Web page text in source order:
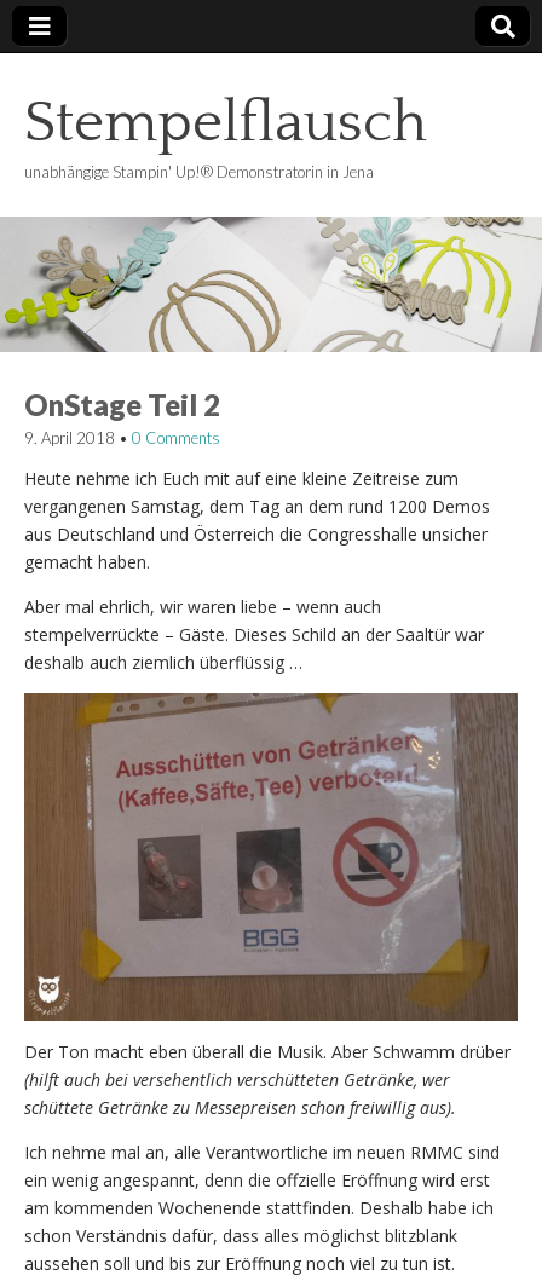
Stempelflausch
unabhängige Stampin' Up!® Demonstratorin in Jena
OnStage Teil 2
9. April 2018 • 0 Comments
Heute nehme ich Euch mit auf eine kleine Zeitreise zum
vergangenen Samstag, dem Tag an dem rund 1200 Demos
aus Deutschland und Österreich die Congresshalle unsicher
gemacht haben.
Aber mal ehrlich, wir waren liebe – wenn auch
stempelverrückte – Gäste. Dieses Schild an der Saaltür war
deshalb auch ziemlich überflüssig …
Der Ton macht eben überall die Musik. Aber Schwamm drüber
(hilft auch bei versehentlich verschütteten Getränke, wer
schüttete Getränke zu Messepreisen schon freiwillig aus).
Ich nehme mal an, alle Verantwortliche im neuen RMMC sind
ein wenig angespannt, denn die offzielle Eröffnung wird erst
am kommenden Wochenende stattfinden. Deshalb habe ich
schon Verständnis dafür, dass alles möglichst blitzblank
aussehen soll und bis zur Eröffnung noch viel zu tun ist.